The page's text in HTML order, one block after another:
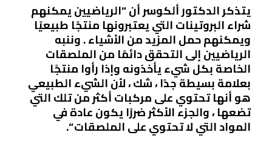
يتذكر الدكتور ألكوسر أن “الرياضيين يمكنهم
شراء البروتينات التي يعتبرونها منتجًا طبيعيًا
ويمكنهم حمل المزيد من الأشياء . وننبه
الرياضيين إلى التحقق دائمًا من الملصقات
الخاصة بكل شيء يأخذونه وإذا رأوا منتجًا
بعلامة بسيطة جدًا ، شك ، لأن الشيء الطبيعي
هو أنها تحتوي على مركبات أكثر من تلك التي
تضعها ، والجزء الأكثر ضررًا يكون عادة في
المواد التي لا تحتوي على الملصقات “.